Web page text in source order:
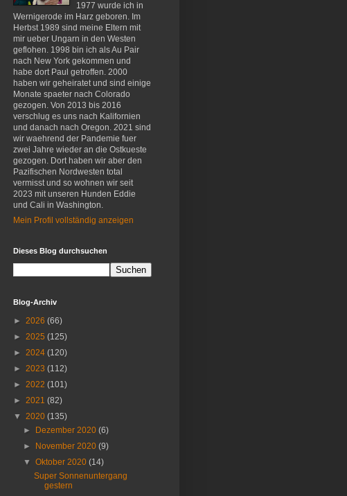
1977 wurde ich in
Wernigerode im Harz geboren. Im
Herbst 1989 sind meine Eltern mit
mir ueber Ungarn in den Westen
geflohen. 1998 bin ich als Au Pair
nach New York gekommen und
habe dort Paul getroffen. 2000
haben wir geheiratet und sind einige
Monate spaeter nach Colorado
gezogen. Von 2013 bis 2016
verschlug es uns nach Kalifornien
und danach nach Oregon. 2021 sind
wir waehrend der Pandemie fuer
zwei Jahre wieder an die Ostkueste
gezogen. Dort haben wir aber den
Pazifischen Nordwesten total
vermisst und so wohnen wir seit
2023 mit unseren Hunden Eddie
und Cali in Washington.
Mein Profil vollständig anzeigen
Dieses Blog durchsuchen
Blog-Archiv
► 2026 (66)
► 2025 (125)
► 2024 (120)
► 2023 (112)
► 2022 (101)
► 2021 (82)
▼ 2020 (135)
►
Dezember 2020(6)
►
November 2020(9)
▼Oktober 2020(14)
Super Sonnenuntergang
gestern